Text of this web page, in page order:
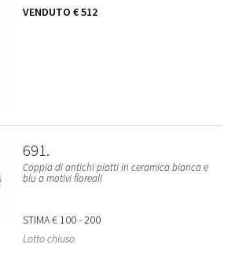
VENDUTO € 512
691
Coppia di antichi piatti in ceramica bianca e
blu a motivi floreali
STIMA€ 100 - 200
Lotto chiuso